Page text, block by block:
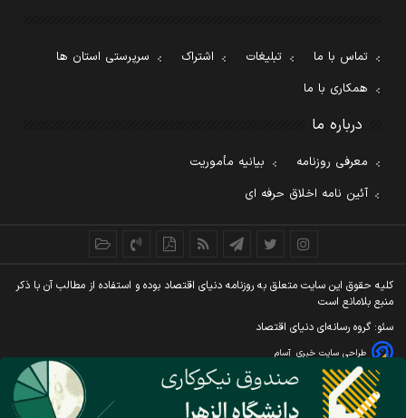
تماس با ما تبلیغات اشتراک
سرپرستی استان ها
همکاری با ما
درباره ما
معرفی روزنامه
بیانیه مأموریت
آئین نامه اخلاق حرفه ای
کليه حقوق اين سايت متعلق به روزنامه دنيای اقتصاد بوده و استفاده از مطالب آن با ذکر
منبع بلامانع است
سئو: گروه رسانه‌ای دنیای اقتصاد
طراحی سایت خبری آسام